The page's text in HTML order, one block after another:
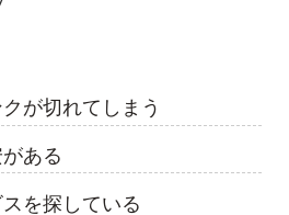
が切れてしまう
ある
を探している